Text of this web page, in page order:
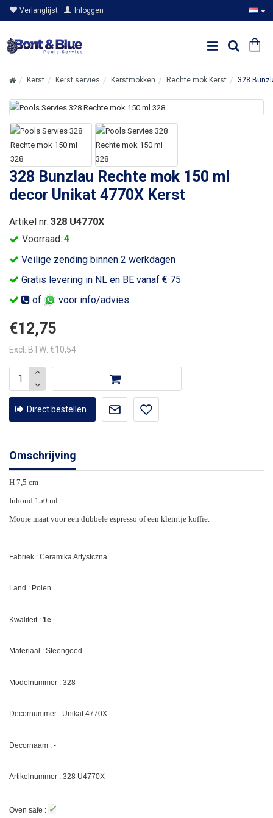
Verlanglijst Inloggen
Kerst Kerst servies Kerstmokken Rechte mok Kerst 328
328 Bunzlau Rechte mok 150 ml
decor Unikat 4770X Kerst
Veilige zending binnen 2 werkdagen
Gratis levering in NL en BE vanaf € 75
of
voor info/advies.
Voorraad: 4
Artikel nr: 328 U4770X
€12,75
Excl. BTW: €10,54
Direct bestellen
Omschrijving
H 7,5 cm
Inhoud 150 ml
Mooie maat voor een dubbele espresso of een kleintje koffie.
Fabriek : Ceramika Artystczna
Land : Polen
Kwaliteit : 1e
Materiaal : Steengoed
Modelnummer : 328
Decornummer : Unikat 4770X
Decornaam : -
Artikelnummer : 328 U4770X
Oven safe : ✓